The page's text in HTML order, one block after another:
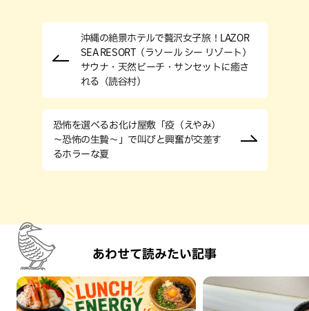
沖縄の絶景ホテルで贅沢女子旅！LAZOR
SEA RESORT（ラソール シー リゾート）
サウナ・天然ビーチ・サンセットに癒さ
れる（読谷村）
恐怖を選べるお化け屋敷「疫（えやみ）
～恐怖の生贄～」で叫びと興奮が交差す
るホラーな夏
あわせて読みたい記事